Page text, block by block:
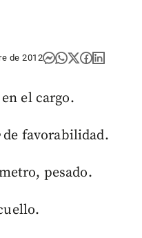
de 2012
el cargo.
de favorabilidad.
pesado.